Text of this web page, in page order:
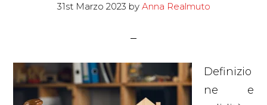
31st Marzo 2023 by Anna Realmuto
Definizio
ne e